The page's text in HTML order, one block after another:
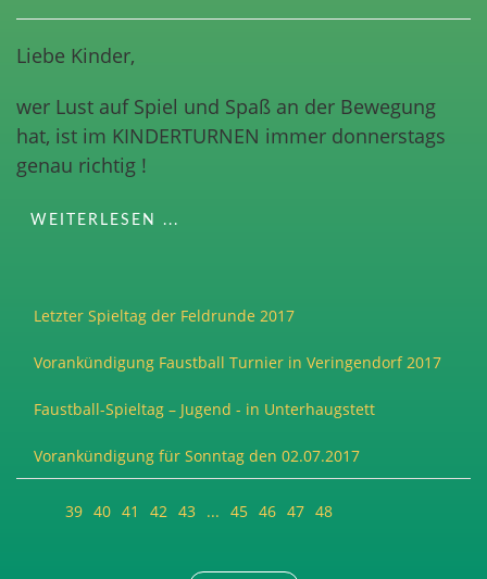
Liebe Kinder,
wer Lust auf Spiel und Spaß an der Bewegung
hat, ist im KINDERTURNEN immer donnerstags
genau richtig !
WEITERLESEN ...
Letzter Spieltag der Feldrunde 2017
Vorankündigung Faustball Turnier in Veringendorf 2017
Faustball-Spieltag – Jugend - in Unterhaugstett
Vorankündigung für Sonntag den 02.07.2017
39 40 41 42 43 ... 45 46 47 48